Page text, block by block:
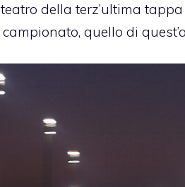
della terz’ultima
campionato, quello di